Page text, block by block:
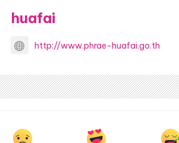
huafai
http://www.phrae-huafai.go.th